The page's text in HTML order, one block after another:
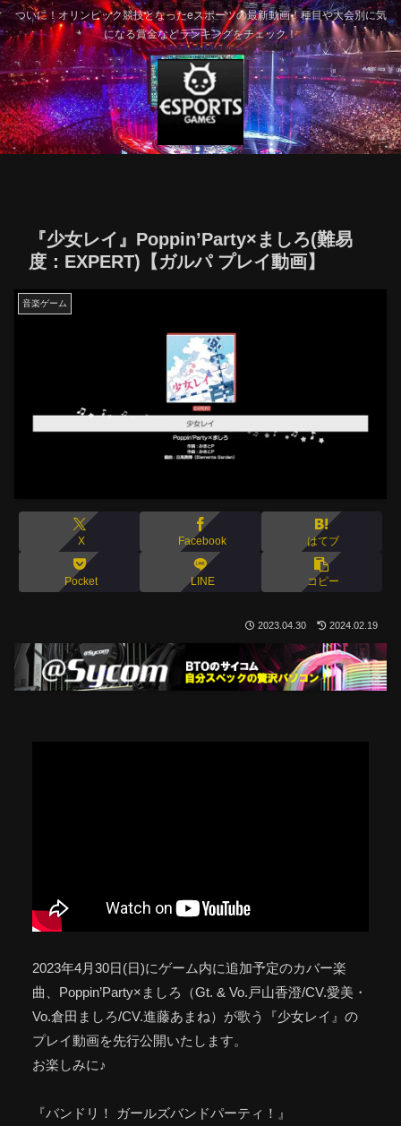
ついに！オリンピック競技となったeスポーツの最新動画！種目や大会別に気
になる賞金などランキングをチェック！
『少女レイ』Poppin’Party×ましろ(難易
度：EXPERT)【ガルパ プレイ動画】
音楽ゲーム
X Facebook はてブ
Pocket LINE コピー
2023.04.30 2024.02.19
2023年4月30日(日)にゲーム内に追加予定のカバー楽
曲、Poppin’Party×ましろ（Gt. & Vo.戸山香澄/CV.愛美・
Vo.倉田ましろ/CV.進藤あまね）が歌う『少女レイ』の
プレイ動画を先行公開いたします。
お楽しみに♪
『バンドリ！ ガールズバンドパーティ！』